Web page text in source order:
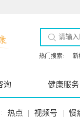
热门搜索: 新
询 健康服务
: 热点 | 视频号 | 慢